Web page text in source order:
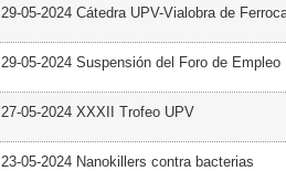
29-05-2024 Cátedra UPV-Vialobra de
29-05-2024 Suspensión del Foro de Empleo
27-05-2024 XXXII Trofeo UPV
23-05-2024 Nanokillers contra bacterias